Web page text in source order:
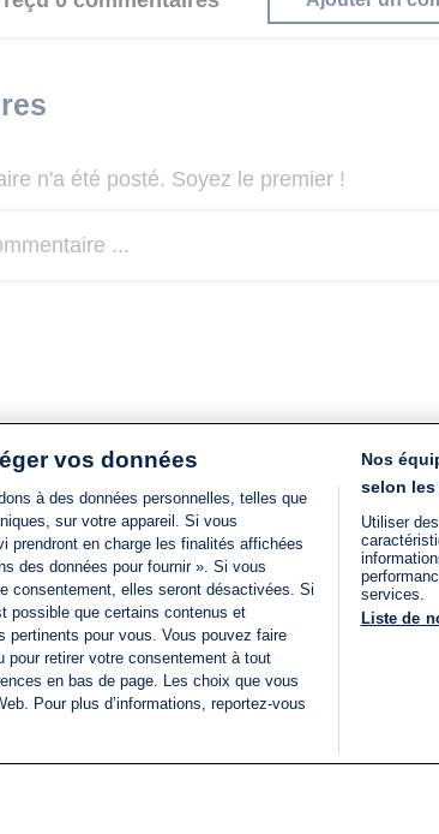
n'a été posté. Soyez le premier !
...
vos données
à des données personnelles, telles que
sur votre appareil. Si vous
prendront en charge les finalités affichées
des données pour fournir ». Si vous
consentement, elles seront désactivées. Si
possible que certains contenus et
pertinents pour vous. Vous pouvez faire
pour retirer votre consentement à tout
en bas de page. Les choix que vous
Pour plus d’informations, reportez-vous
Nos
selon
Utiliser
services.
Liste de